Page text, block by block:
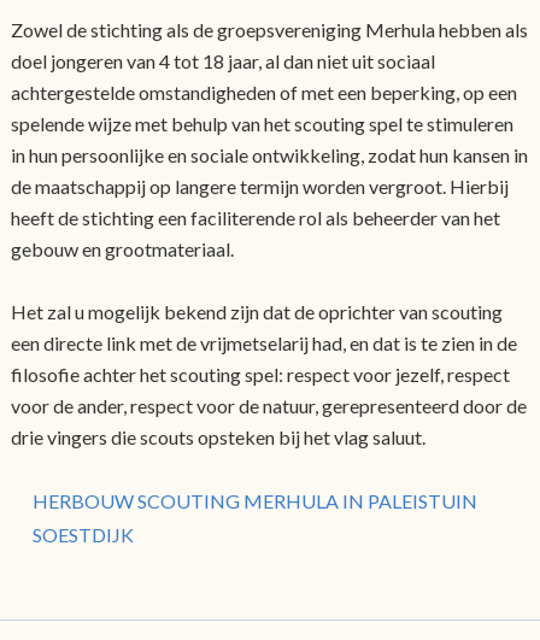
Zowel de stichting als de groepsvereniging Merhula hebben als
doel jongeren van 4 tot 18 jaar, al dan niet uit sociaal
achtergestelde omstandigheden of met een beperking, op een
spelende wijze met behulp van het scouting spel te stimuleren
in hun persoonlijke en sociale ontwikkeling, zodat hun kansen in
de maatschappij op langere termijn worden vergroot. Hierbij
heeft de stichting een faciliterende rol als beheerder van het
gebouw en grootmateriaal.
Het zal u mogelijk bekend zijn dat de oprichter van scouting
een directe link met de vrijmetselarij had, en dat is te zien in de
filosofie achter het scouting spel: respect voor jezelf, respect
voor de ander, respect voor de natuur, gerepresenteerd door de
drie vingers die scouts opsteken bij het vlag saluut.
HERBOUW SCOUTING MERHULA IN PALEISTUIN
SOESTDIJK